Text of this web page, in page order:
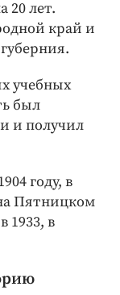
20 лет.
край и
учебных
был
и получил
году, в
Пятницком
1933, в